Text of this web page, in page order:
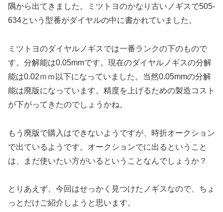
隅から出てきました。ミツトヨのかなり古いノギスで505-
634という型番がダイヤルの中に書かれていました。
ミツトヨのダイヤルノギスでは一番ランクの下のもので
す。分解能は0.05mmです。現在のダイヤルノギスの分解
能は0.02ｍｍ以下になっていました。当然0.05mmの分解
能は廃版になっています。精度を上げるための製造コスト
が下がってきたのでしょうかね。
もう廃版で購入はできないようですが、時折オークション
で出ているようです。オークションでに出るということ
は、まだ使いたい方がいるということなんでしょうか？
とりあえず、今回はせっかく見つけたノギスなので、ちょ
っとだけご紹介しようと思います。